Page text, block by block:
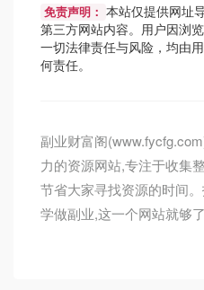
免责声明： 本站仅提供网址
第三方网站内容。用户因浏
一切法律责任与风险，均由
何责任。
副业财富阁
力的资源网站,专注于收集
节省大家寻找资源的时间
学做副业,这一个网站就够了